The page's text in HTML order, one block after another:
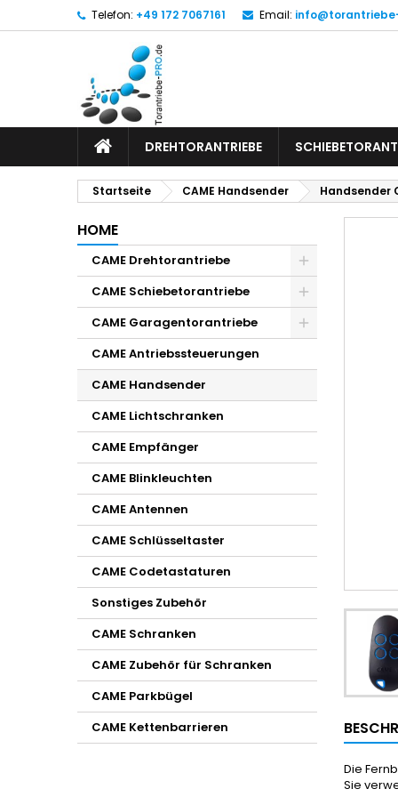
Telefon: +49 172 7067161 Email:
DREHTORANTRIEBE
Startseite CAME Handsender Handsender
HOME
CAME Drehtorantriebe
CAME Schiebetorantriebe
CAME Garagentorantriebe
CAME Antriebssteuerungen
CAME Handsender
CAME Lichtschranken
CAME Empfänger
CAME Blinkleuchten
CAME Antennen
CAME Schlüsseltaster
CAME Codetastaturen
Sonstiges Zubehör
CAME Schranken
CAME Zubehör für Schranken
CAME Parkbügel
CAME Kettenbarrieren
Die
Sie